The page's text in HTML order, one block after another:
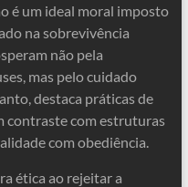
é um ideal moral imposto
na sobrevivência
não pela
mas pelo cuidado
destaca práticas de
contraste com estruturas
com obediência.
ética ao rejeitar a